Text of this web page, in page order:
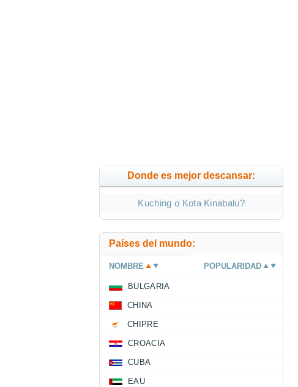
Donde es mejor descansar:
Kuching o Kota Kinabalu?
Países del mundo:
NOMBRE POPULARIDAD
BULGARIA
CHINA
CHIPRE
CROACIA
CUBA
EAU